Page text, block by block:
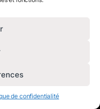
de confidentialité